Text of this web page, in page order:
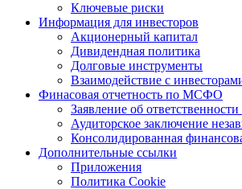
Ключевые риски
Информация для инвесторов
Акционерный капитал
Дивидендная политика
Долговые инструменты
Взаимодействие с
Финасовая отчетность по МСФО
Заявление об ответственности
Аудиторское заключение
Консолидированная
Дополнительные ссылки
Приложения
Политика Cookie